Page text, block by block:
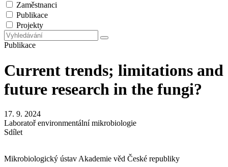
Zaměstnanci
Publikace
Projekty
Publikace
Current trends; limitations and
future research in the fungi?
17. 9. 2024
Laboratoř environmentální mikrobiologie
Sdílet
Mikrobiologický ústav Akademie věd České republiky